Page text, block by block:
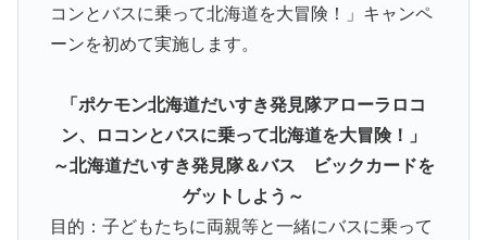
コンとバスに乗って北海道を大冒険！」キャンペ
ーンを初めて実施します。
「ポケモン北海道だいすき発見隊アローラロコ
ン、ロコンとバスに乗って北海道を大冒険！」
～北海道だいすき発見隊＆バス ビックカードを
ゲットしよう～
目的：子どもたちに両親等と一緒にバスに乗って